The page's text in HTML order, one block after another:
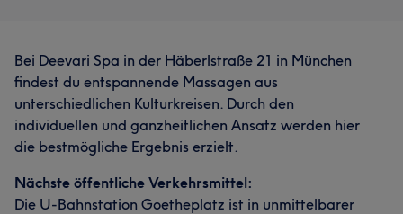
Bei Deevari Spa in der Häberlstraße 21 in München
findest du entspannende Massagen aus
unterschiedlichen Kulturkreisen. Durch den
individuellen und ganzheitlichen Ansatz werden hier
die bestmögliche Ergebnis erzielt.
Nächste öffentliche Verkehrsmittel:
Die U-Bahnstation Goetheplatz ist in unmittelbarer